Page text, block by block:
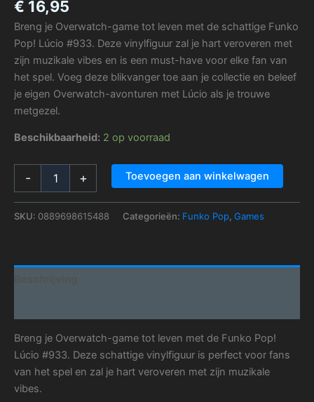
€ 16,95
Breng je Overwatch-game tot leven met de schattige Funko
Pop! Lúcio #933. Deze vinylfiguur zal je hart veroveren met
zijn muzikale vibes en is een must-have voor elke fan van
het spel. Voeg deze blikvanger toe aan je collectie en beleef
je eigen Overwatch-avonturen met Lúcio als je trouwe
metgezel.
Beschikbaarheid: 2 op voorraad
- + Toevoegen aan winkelwagen
SKU: 0889698615488 Categorieën: Funko Pop Games
Breng je Overwatch-game tot leven met de Funko Pop!
Lúcio #933. Deze schattige vinylfiguur is perfect voor fans
van het spel en zal je hart veroveren met zijn muzikale
vibes.